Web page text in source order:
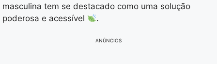
masculina tem se destacado como uma solução
poderosa e acessível
.
ANÚNCIOS